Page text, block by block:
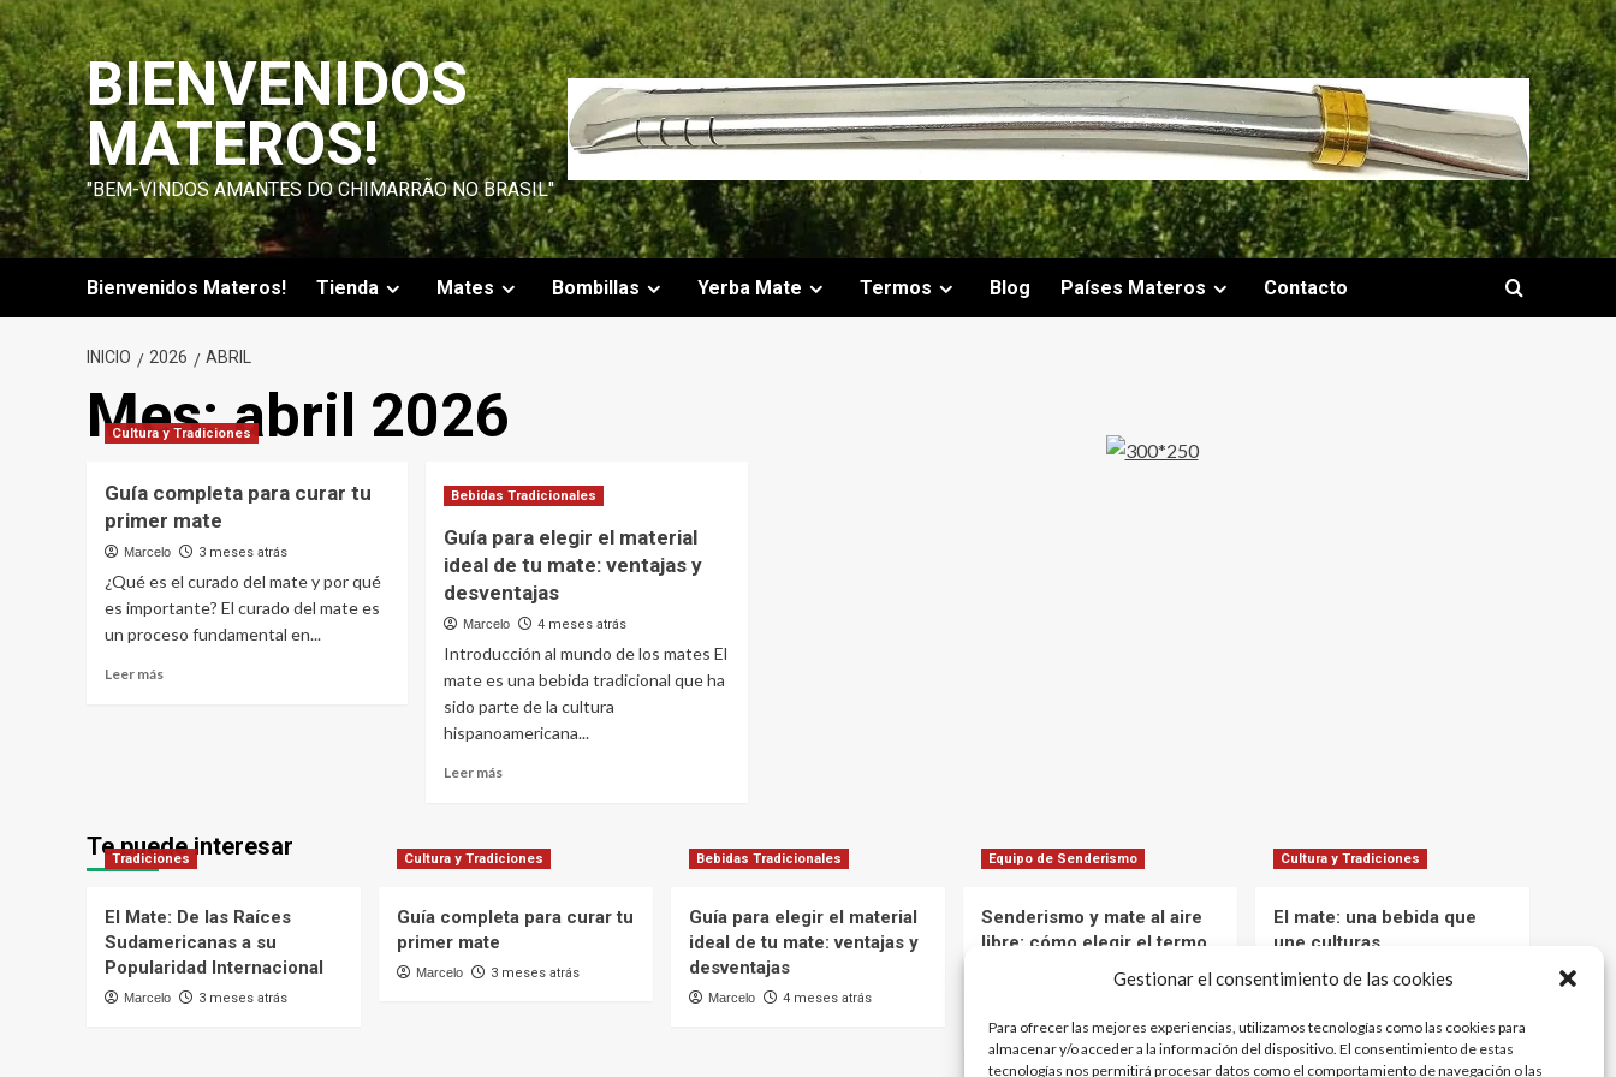
Gestionar el consentimiento de las cookies
Para ofrecer las mejores experiencias, utilizamos tecnologías como las cookies para
almacenar y/o acceder a la información del dispositivo. El consentimiento de estas
tecnologías nos permitirá procesar datos como el comportamiento de navegación o las
Saltar
al
contenido BIENVENIDOS
MATEROS!
"BEM-VINDOS AMANTES DO CHIMARRÃO NO BRASIL"
Bienvenidos Materos! Tienda Mates Bombillas Yerba Mate Termos Blog Países Materos Contacto
INICIO 2026 ABRIL
Mes:abril 2026
Cultura y Tradiciones
Guía completa para curar tu
primer mate
Marcelo 3 meses atrás
¿Qué es el curado del mate y por qué
es importante? El curado del mate es
un proceso fundamental en...
Leer más
primer
Bebidas Tradicionales
Guía para elegir el material
ideal de tu mate: ventajas y
desventajas
Marcelo 4 meses atrás
Introducción al mundo de los mates El
mate es una bebida tradicional que ha
sido parte de la cultura
hispanoamericana...
Leer más
para
material
de
Te puede interesar
Tradiciones
El Mate: De las Raíces
Sudamericanas a su
Popularidad Internacional
Marcelo 3 meses atrás
Cultura y Tradiciones
Guía completa para curar tu
primer mate
Marcelo 3 meses atrás
Bebidas Tradicionales
Guía para elegir el material
ideal de tu mate: ventajas y
desventajas
Marcelo 4 meses atrás
Equipo de Senderismo
Senderismo y mate al aire
libre: cómo elegir el termo
ideal para mantener el agua
caliente en tus aventuras
Marcelo 12 meses atrás
Cultura y Tradiciones
El mate: una bebida que
une culturas
Marcelo 1 año atrás